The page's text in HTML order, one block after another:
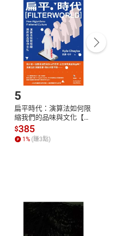
「申請取消訂單/退
完成訂單
Complete
5
扁平時代：演算法如何限
縮我們的品味與文化【電
子書】
$385
1% (賺3點)